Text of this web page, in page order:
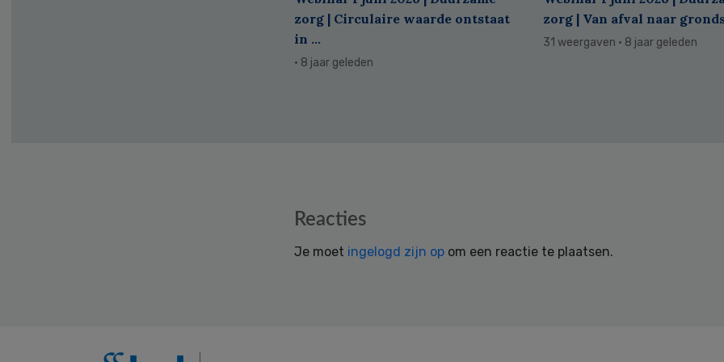
zorg | Circulaire waarde ontstaat
in ...
· 8 jaar geleden
zorg | Van afval naar
31 weergaven · 8 jaar geleden
Reacties
Je moet ingelogd zijn op om een reactie te plaatsen.